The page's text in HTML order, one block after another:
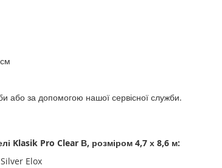
або за допомогою нашої сервісної служби.
Klasik Pro Clear В, розміром 4,7 х 8,6 м:
Elox